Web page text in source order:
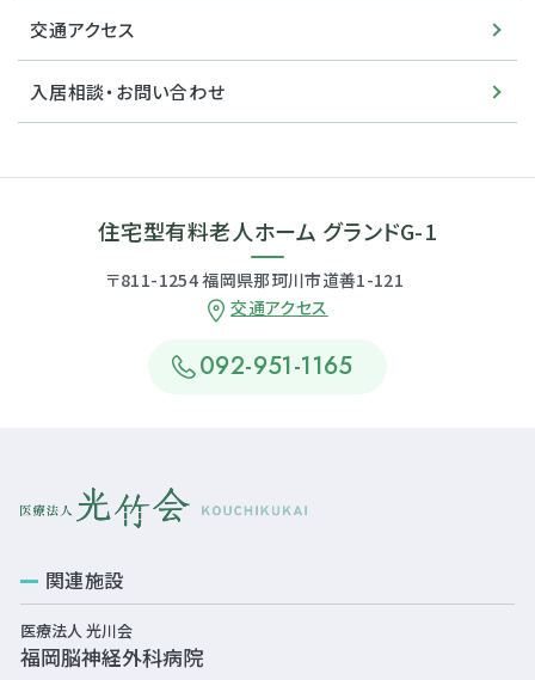
交通アクセス
入居相談・お問い合わせ
住宅型有料老人ホーム グランドG-1
〒811-1254 福岡県那珂川市道善1-121
交通アクセス
092-951-1165
関連施設
医療法人 光川会
福岡脳神経外科病院